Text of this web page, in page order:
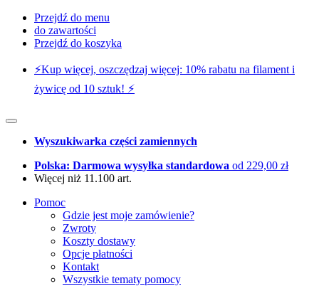
Przejdź do menu
do zawartości
Przejdź do koszyka
⚡️Kup więcej, oszczędzaj więcej: 10% rabatu na filament i
żywicę od 10 sztuk! ⚡️
Wyszukiwarka części zamiennych
Polska: Darmowa wysyłka standardowa od 229,00 zł
Więcej niż 11.100 art.
Pomoc
Gdzie jest moje zamówienie?
Zwroty
Koszty dostawy
Opcje płatności
Kontakt
Wszystkie tematy pomocy